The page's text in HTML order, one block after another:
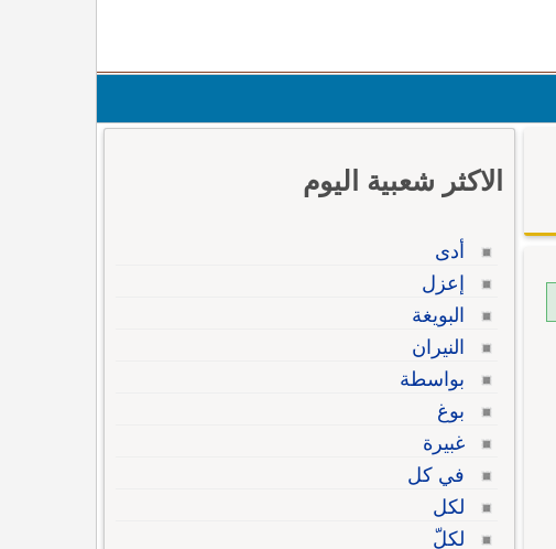
الاكثر شعبية اليوم
أدى
إعزل
البويغة
النيران
بواسطة
بوغ
غبيرة
في كل
لكل
لكلّ